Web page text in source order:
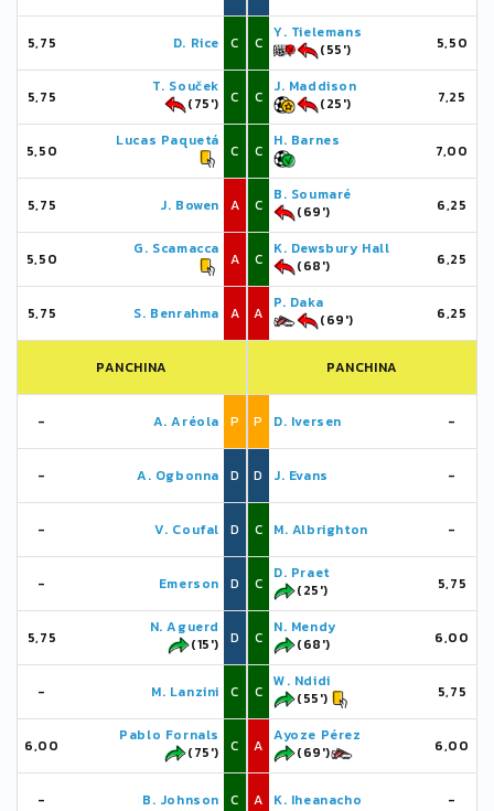
5,75 D. Rice C
5,75
T. Souček
(75')
C
5,50
Lucas Paquetá
C
5,75 J. Bowen A
5,50
G. Scamacca
A
5,75 S. Benrahma A
PANCHINA
- A. Aréola P
- A. Ogbonna D
- V. Coufal D
- Emerson D
5,75
N. Aguerd
(15')
D
- M. Lanzini C
6,00
Pablo Fornals
(75')
C
- B. Johnson C
C
Y. Tielemans
(55')
5,50
C
J. Maddison
(25')
7,25
C
H. Barnes
7,00
C
B. Soumaré
(69')
6,25
C
K. Dewsbury Hall
(68')
6,25
A
P. Daka
(69')
6,25
PANCHINA
P D. Iversen -
D J. Evans -
C M. Albrighton -
C
D. Praet
(25')
5,75
C
N. Mendy
(68')
6,00
C
W. Ndidi
(55')
5,75
A
Ayoze Pérez
(69')
6,00
A K. Iheanacho -